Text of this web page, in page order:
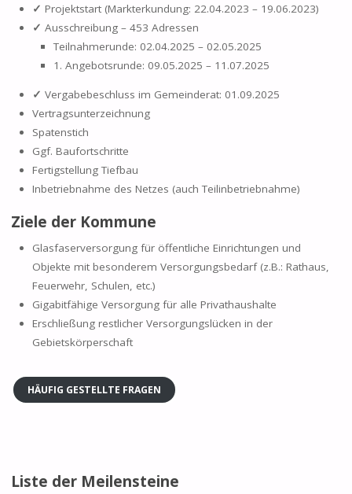
✓ Projektstart (Markterkundung: 22.04.2023 – 19.06.2023)
✓ Ausschreibung – 453 Adressen
Teilnahmerunde: 02.04.2025 – 02.05.2025
1. Angebotsrunde: 09.05.2025 – 11.07.2025
✓ Vergabebeschluss im Gemeinderat: 01.09.2025
Vertragsunterzeichnung
Spatenstich
Ggf. Baufortschritte
Fertigstellung Tiefbau
Inbetriebnahme des Netzes (auch Teilinbetriebnahme)
Ziele der Kommune
Glasfaserversorgung für öffentliche Einrichtungen und
Objekte mit besonderem Versorgungsbedarf (z.B.: Rathaus,
Feuerwehr, Schulen, etc.)
Gigabitfähige Versorgung für alle Privathaushalte
Erschließung restlicher Versorgungslücken in der
Gebietskörperschaft
HÄUFIG GESTELLTE FRAGEN
Liste der Meilensteine